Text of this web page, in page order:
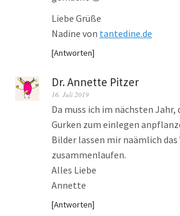
Liebe Grüße
Nadine von tantedine.de
Antworten
Dr. Annette Pitzer
16. Juli 2019
Da muss ich im nächsten Jahr,
Gurken zum einlegen
Bilder lassen mir naämlich das
zusammenlaufen.
Alles Liebe
Annette
Antworten